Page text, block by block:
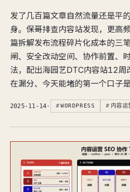
发了几百篇文章自然流量还是平
身。保哥排查内容站发现，更高
篇拆解发布流程碎片化成本的三
闸、安全改动空间、协作前置、
法，配出海园艺DTC内容站12周
在漏分、今天能堵的第一个口子是
2025-11-14 · WORDPRESS 内容运